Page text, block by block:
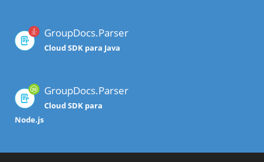
GroupDocs.Parser
Cloud SDK para Java
GroupDocs.Parser
Cloud SDK para
Node.js